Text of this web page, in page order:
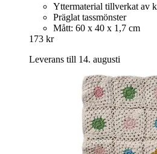
Yttermaterial tillverkat av
Präglat tassmönster
Mått: 60 x 40 x 1,7 cm
173 kr
Leverans till 14. augusti